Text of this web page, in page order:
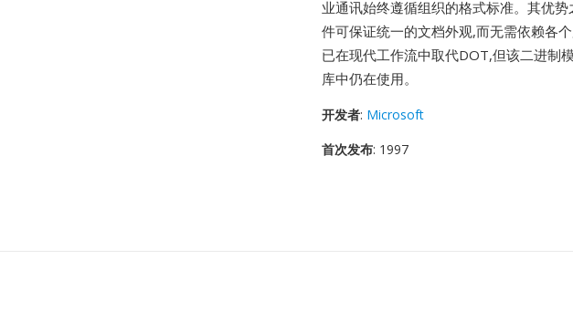
业通讯始终遵循组织的格式标准。其优
件可保证统一的文档外观,而无需依赖各
已在现代工作流中取代DOT,但该二进制
库中仍在使用。
开发者: Microsoft
首次发布: 1997